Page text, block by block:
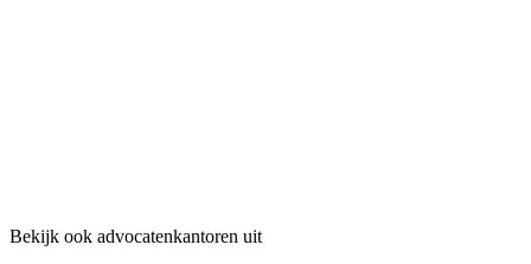
Bekijk ook advocatenkantoren uit